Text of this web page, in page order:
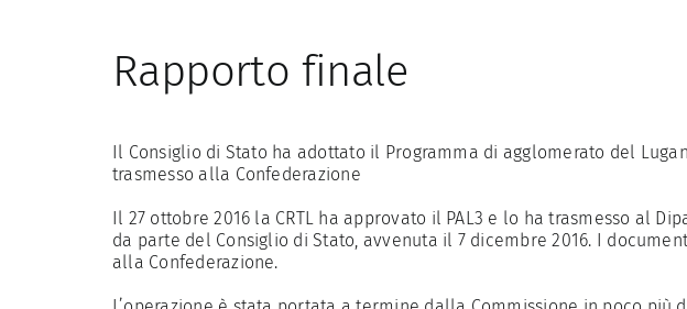
Rapporto finale
Il Consiglio di Stato ha adottato il Programma di agglomerato del
trasmesso alla Confederazione
Il 27 ottobre 2016 la CRTL ha approvato il PAL3 e lo ha trasmesso al
da parte del Consiglio di Stato, avvenuta il 7 dicembre 2016. I
alla Confederazione.